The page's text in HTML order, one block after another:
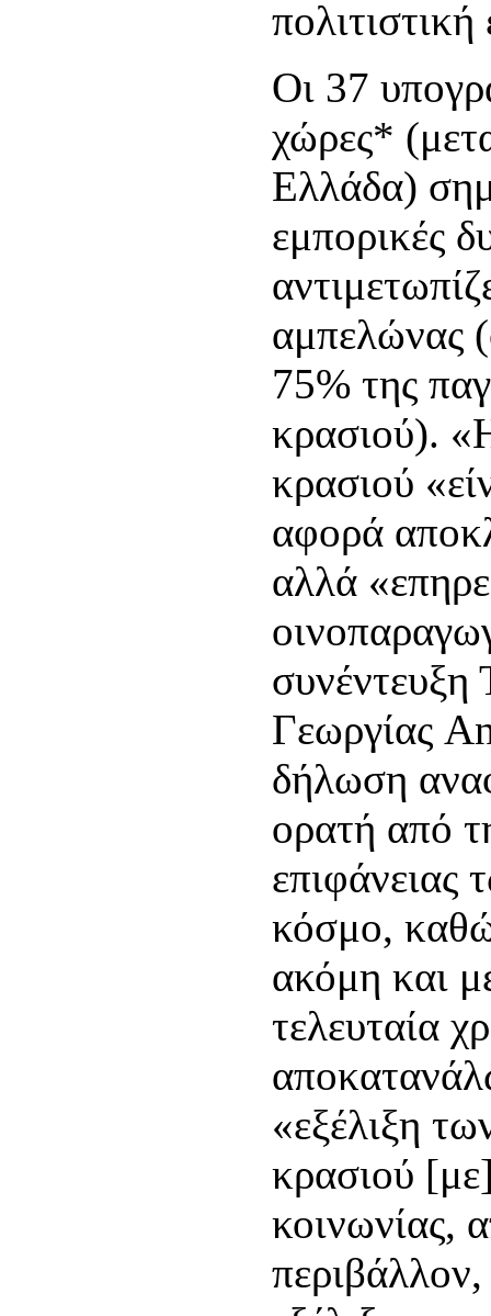
Οι 37
χώρες*
Ελλάδα)
εμπορικές
αμπελώνας
75% της
κρασιού).
κρασιού
αφορά
αλλά
Γεωργίας
δήλωση
ορατή από
κόσμο,
ακόμη και
τελευταία
«εξέλιξη
κρασιού
κοινωνίας,